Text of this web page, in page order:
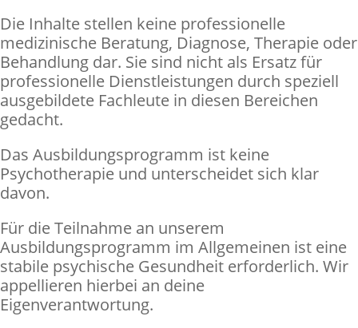
Die Inhalte stellen keine professionelle
medizinische Beratung, Diagnose, Therapie oder
Behandlung dar. Sie sind nicht als Ersatz für
professionelle Dienstleistungen durch speziell
ausgebildete Fachleute in diesen Bereichen
gedacht.
Das Ausbildungsprogramm ist keine
Psychotherapie und unterscheidet sich klar
davon.
Für die Teilnahme an unserem
Ausbildungsprogramm im Allgemeinen ist eine
stabile psychische Gesundheit erforderlich. Wir
appellieren hierbei an deine
Eigenverantwortung.